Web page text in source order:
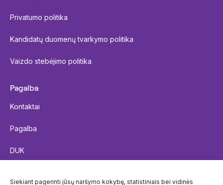
Siekiant pagerinti jūsų naršymo kokybę, statistiniais bei vidinės
Privatumo politika
Kandidatų duomenų tvarkymo politika
Vaizdo stebėjimo politika
Pagalba
Kontaktai
Pagalba
DUK